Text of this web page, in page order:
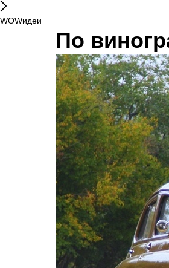
WOWидеи
По